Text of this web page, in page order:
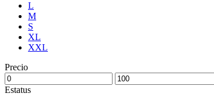
L
M
S
XL
XXL
Precio
Estatus